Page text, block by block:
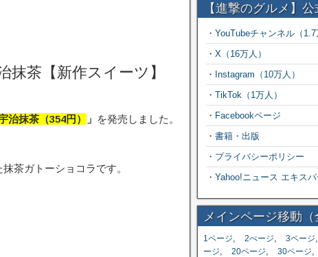
茶【新作スイーツ】
治抹茶 （354円） 」 を発売しました。
茶ガトーショコラです。
【進撃のグルメ】
・ YouTubeチャンネル（1.7
・ X（16万人）
・ Instagram（10万人）
・ TikTok（1万人）
・ Facebookページ
・ 書籍・出版
・ プライバシーポリシー
・ Yahoo!ニュース エキスパ
メインページ移動（
1ページ, 2ぺージ, 3ページ
ージ, 20ページ, 30ページ,